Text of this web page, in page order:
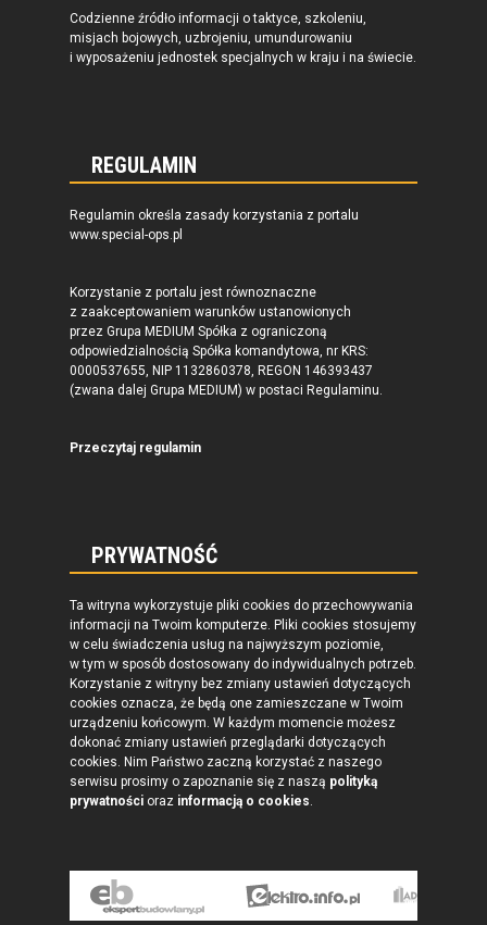
Codzienne źródło informacji o taktyce, szkoleniu,
misjach bojowych, uzbrojeniu, umundurowaniu
i wyposażeniu jednostek specjalnych w kraju i na świecie.
REGULAMIN
Regulamin określa zasady korzystania z portalu
www.special-ops.pl
Korzystanie z portalu jest równoznaczne
z zaakceptowaniem warunków ustanowionych
przez Grupa MEDIUM Spółka z ograniczoną
odpowiedzialnością Spółka komandytowa, nr KRS:
0000537655, NIP 1132860378, REGON 146393437
(zwana dalej Grupa MEDIUM) w postaci Regulaminu.
Przeczytaj regulamin
PRYWATNOŚĆ
Ta witryna wykorzystuje pliki cookies do przechowywania
informacji na Twoim komputerze. Pliki cookies stosujemy
w celu świadczenia usług na najwyższym poziomie,
w tym w sposób dostosowany do indywidualnych potrzeb.
Korzystanie z witryny bez zmiany ustawień dotyczących
cookies oznacza, że będą one zamieszczane w Twoim
urządzeniu końcowym. W każdym momencie możesz
dokonać zmiany ustawień przeglądarki dotyczących
cookies. Nim Państwo zaczną korzystać z naszego
serwisu prosimy o zapoznanie się z naszą polityką
prywatności oraz informacją o cookies.